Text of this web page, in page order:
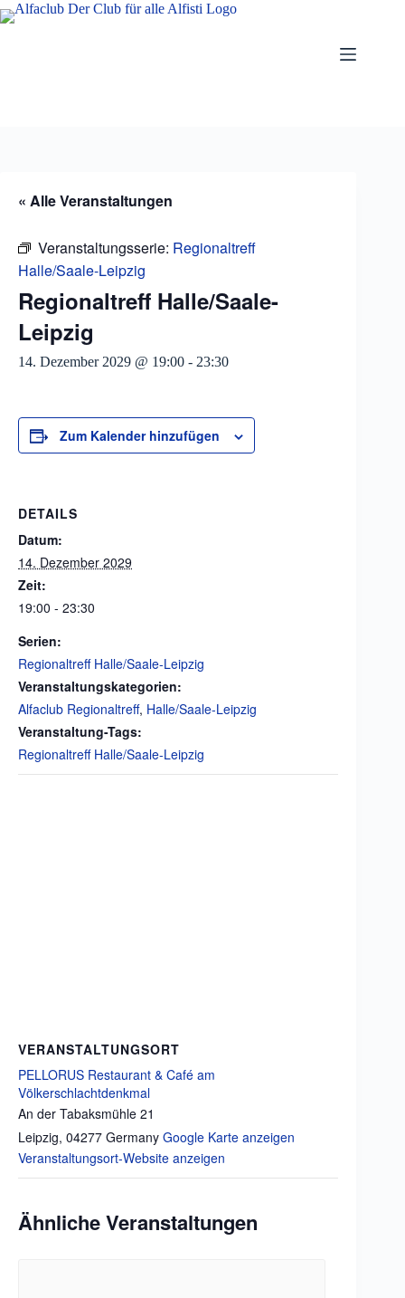
Zum
Inhalt
« Alle Veranstaltungen
Veranstaltungsserie: Regionaltreff
Halle/Saale-Leipzig
Regionaltreff Halle/Saale-
Leipzig
14. Dezember 2029 @ 19:00 - 23:30
Zum Kalender hinzufügen
DETAILS
Datum:
14. Dezember 2029
Zeit:
19:00 - 23:30
Serien:
Regionaltreff Halle/Saale-Leipzig
Veranstaltungskategorien:
Alfaclub Regionaltreff, Halle/Saale-Leipzig
Veranstaltung-Tags:
Regionaltreff Halle/Saale-Leipzig
VERANSTALTUNGSORT
PELLORUS Restaurant & Café am
Völkerschlachtdenkmal
An der Tabaksmühle 21
Leipzig, 04277 Germany Google Karte anzeigen
Veranstaltungsort-Website anzeigen
Ähnliche Veranstaltungen